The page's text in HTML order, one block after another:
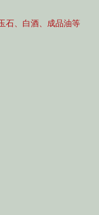
石、白酒、成品油等